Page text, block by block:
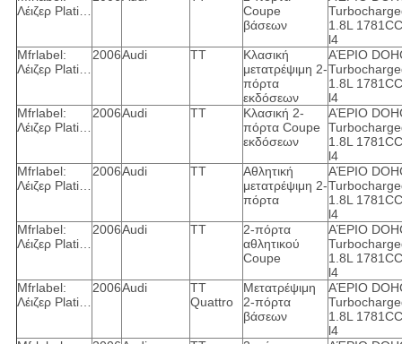
Λέιζερ Plati…
Coupe
βάσεων
1.8L 1781CC
l4
Mfrlabel:
Λέιζερ Plati…
2006Audi TT
Κλασική
μετατρέψιμη 2-
πόρτα
εκδόσεων
ΑΈΡΙΟ
1.8L 1781CC
l4
Mfrlabel:
Λέιζερ Plati…
2006Audi TT
Κλασική 2-
πόρτα Coupe
εκδόσεων
ΑΈΡΙΟ
1.8L 1781CC
l4
Mfrlabel:
Λέιζερ Plati…
2006Audi TT
Αθλητική
μετατρέψιμη 2-
πόρτα
ΑΈΡΙΟ
1.8L 1781CC
l4
Mfrlabel:
Λέιζερ Plati…
2006Audi TT
2-πόρτα
αθλητικού
Coupe
ΑΈΡΙΟ
1.8L 1781CC
l4
Mfrlabel:
Λέιζερ Plati…
2006Audi
TT
Quattro
Μετατρέψιμη
2-πόρτα
βάσεων
ΑΈΡΙΟ
1.8L 1781CC
l4